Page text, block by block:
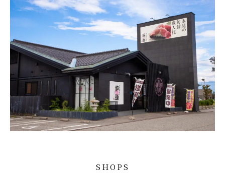
SHOPS